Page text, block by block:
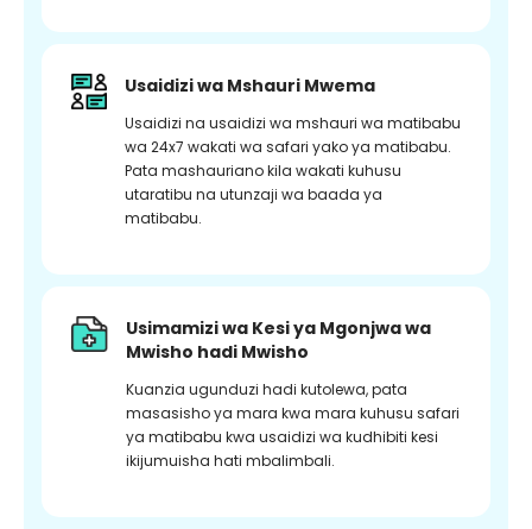
Usaidizi wa Mshauri Mwema
Usaidizi na usaidizi wa mshauri wa matibabu
wa 24x7 wakati wa safari yako ya matibabu.
Pata mashauriano kila wakati kuhusu
utaratibu na utunzaji wa baada ya
matibabu.
Usimamizi wa Kesi ya Mgonjwa wa
Mwisho hadi Mwisho
Kuanzia ugunduzi hadi kutolewa, pata
masasisho ya mara kwa mara kuhusu safari
ya matibabu kwa usaidizi wa kudhibiti kesi
ikijumuisha hati mbalimbali.